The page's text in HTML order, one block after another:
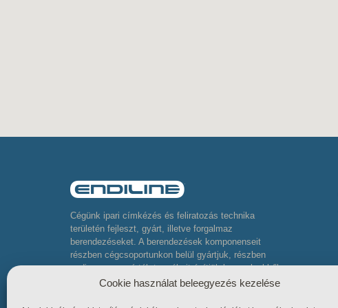
Cégünk ipari címkézés és feliratozás technika
területén fejleszt, gyárt, illetve forgalmaz
berendezéseket. A berendezések komponenseit
részben cégcsoportunkon belül gyártjuk, részben
pedig neves gyártók termékeit építjük be, melyekből
komplett összetett berendezéseket készítünk
Cookie használat beleegyezés kezelése